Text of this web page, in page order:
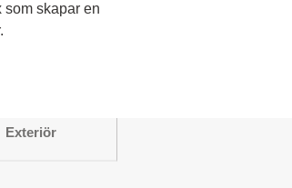
som skapar en
Exteriör